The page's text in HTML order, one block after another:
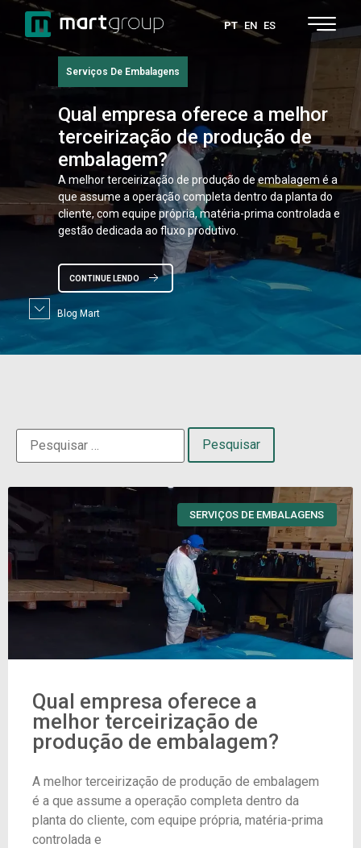
PT EN ES
Serviços De Embalagens
Qual empresa oferece a melhor
terceirização de produção de
embalagem?
A melhor terceirização de produção de embalagem é a
que assume a operação completa dentro da planta do
cliente, com equipe própria, matéria-prima controlada e
gestão dedicada ao fluxo produtivo.
CONTINUE LENDO
Blog Mart
SERVIÇOS DE EMBALAGENS
Qual empresa oferece a
melhor terceirização de
produção de embalagem?
A melhor terceirização de produção de embalagem
é a que assume a operação completa dentro da
planta do cliente, com equipe própria, matéria-prima
controlada e